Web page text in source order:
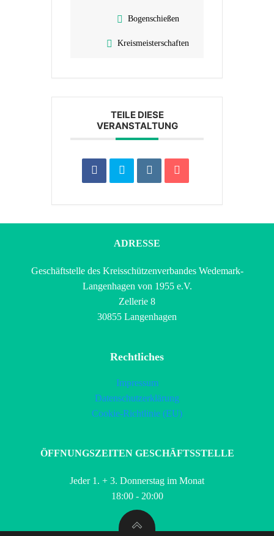
Bogenschießen
Kreismeisterschaften
TEILE DIESE
VERANSTALTUNG
ADRESSE
Geschäftstelle des Kreisschützenverbandes Wedemark-
Langenhagen von 1955 e.V.
Zellerie 8
30855 Langenhagen
Rechtliches
Impressum
Datenschutzerklärung
Cookie-Richtlinie (EU)
ÖFFNUNGSZEITEN GESCHÄFTSSTELLE
Jeder 1. + 3. Donnerstag im Monat
18:00 - 20:00